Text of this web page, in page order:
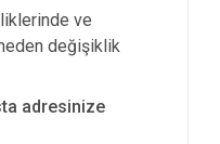
ve
değişiklik
adresinize